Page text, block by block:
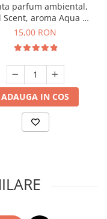
parfum ambiental,
Scent, aroma Aqua di
Giorgio, 10 g
15,00 RON
ADAUGA IN COS